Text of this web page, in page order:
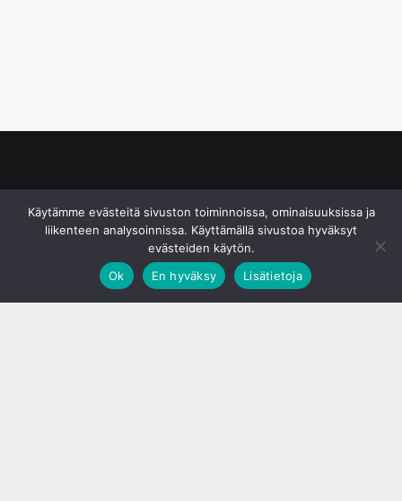
Käytämme evästeitä sivuston toiminnoissa, ominaisuuksissa ja
liikenteen analysoinnissa. Käyttämällä sivustoa hyväksyt
evästeiden käytön.
Ok
En hyväksy Lisätietoja